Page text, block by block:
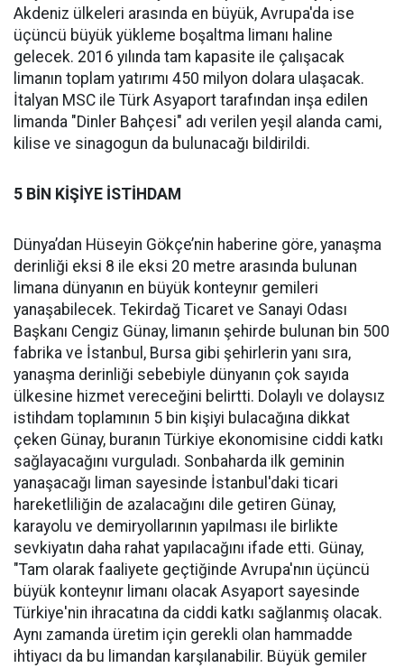
Akdeniz ülkeleri arasında en büyük, Avrupa'da ise
üçüncü büyük yükleme boşaltma limanı haline
gelecek. 2016 yılında tam kapasite ile çalışacak
limanın toplam yatırımı 450 milyon dolara ulaşacak.
İtalyan MSC ile Türk Asyaport tarafından inşa edilen
limanda "Dinler Bahçesi" adı verilen yeşil alanda cami,
kilise ve sinagogun da bulunacağı bildirildi.
5 BİN KİŞİYE İSTİHDAM
Dünya’dan Hüseyin Gökçe’nin haberine göre, yanaşma
derinliği eksi 8 ile eksi 20 metre arasında bulunan
limana dünyanın en büyük konteynır gemileri
yanaşabilecek. Tekirdağ Ticaret ve Sanayi Odası
Başkanı Cengiz Günay, limanın şehirde bulunan bin 500
fabrika ve İstanbul, Bursa gibi şehirlerin yanı sıra,
yanaşma derinliği sebebiyle dünyanın çok sayıda
ülkesine hizmet vereceğini belirtti. Dolaylı ve dolaysız
istihdam toplamının 5 bin kişiyi bulacağına dikkat
çeken Günay, buranın Türkiye ekonomisine ciddi katkı
sağlayacağını vurguladı. Sonbaharda ilk geminin
yanaşacağı liman sayesinde İstanbul'daki ticari
hareketliliğin de azalacağını dile getiren Günay,
karayolu ve demiryollarının yapılması ile birlikte
sevkiyatın daha rahat yapılacağını ifade etti. Günay,
"Tam olarak faaliyete geçtiğinde Avrupa'nın üçüncü
büyük konteynır limanı olacak Asyaport sayesinde
Türkiye'nin ihracatına da ciddi katkı sağlanmış olacak.
Aynı zamanda üretim için gerekli olan hammadde
ihtiyacı da bu limandan karşılanabilir. Büyük gemiler